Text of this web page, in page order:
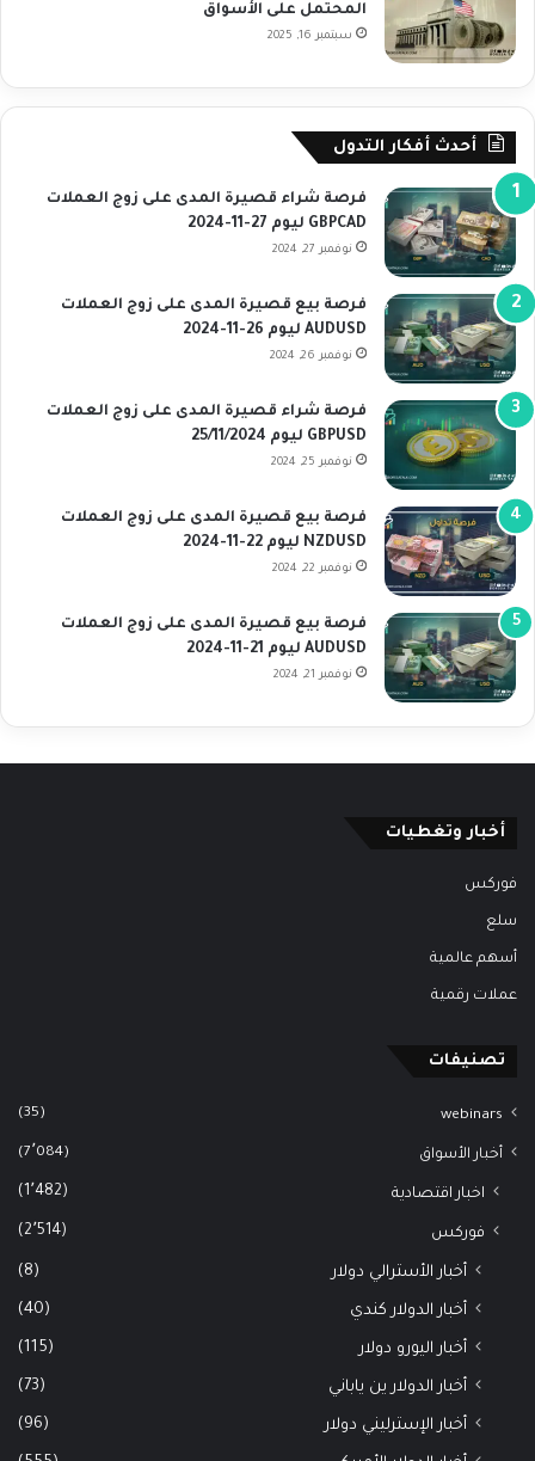
المحتمل على الأسواق
سبتمبر 16, 2025
أحدث أفكار التدول
فرصة شراء قصيرة المدى على زوج العملات
GBPCAD ليوم 27-11-2024
نوفمبر 27, 2024
فرصة بيع قصيرة المدى على زوج العملات
AUDUSD ليوم 26-11-2024
نوفمبر 26, 2024
فرصة شراء قصيرة المدى على زوج العملات
GBPUSD ليوم 25/11/2024
نوفمبر 25, 2024
فرصة بيع قصيرة المدى على زوج العملات
NZDUSD ليوم 22-11-2024
نوفمبر 22, 2024
فرصة بيع قصيرة المدى على زوج العملات
AUDUSD ليوم 21-11-2024
نوفمبر 21, 2024
أخبار وتغطيات
فوركس
سلع
أسهم عالمية
عملات رقمية
تصنيفات
webinars
(35)
أخبار الأسواق (7٬084)
اخبار اقتصادية (1٬482)
فوركس (2٬514)
أخبار الأسترالي دولار (8)
أخبار الدولار كندي (40)
أخبار اليورو دولار (115)
أخبار الدولار ين ياباني (73)
أخبار الإسترليني دولار (96)